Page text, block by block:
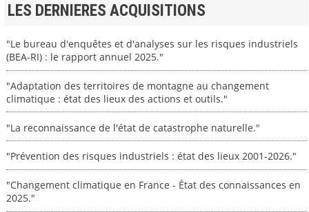
LES DERNIERES ACQUISITIONS
"Le bureau d'enquêtes et d'analyses sur les risques industriels
(BEA-RI) : le rapport annuel 2025."
"Adaptation des territoires de montagne au changement
climatique : état des lieux des actions et outils."
"La reconnaissance de l'état de catastrophe naturelle."
"Prévention des risques industriels : état des lieux 2001-2026."
"Changement climatique en France - État des connaissances en
2025."